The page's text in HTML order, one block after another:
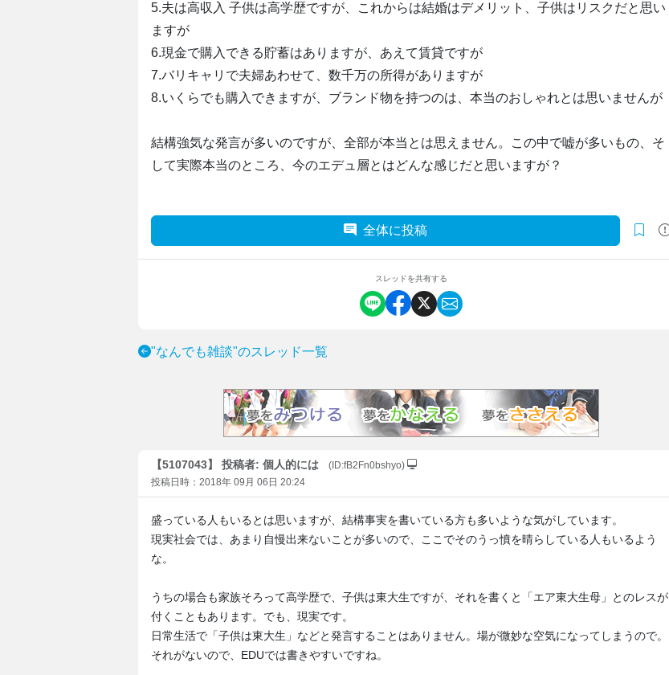
5.夫は高収入 子供は高学歴ですが、これからは結婚はデメリット、子供はリスクだと思い
ますが
6.現金で購入できる貯蓄はありますが、あえて賃貸ですが
7.バリキャリで夫婦あわせて、数千万の所得がありますが
8.いくらでも購入できますが、ブランド物を持つのは、本当のおしゃれとは思いませんが
結構強気な発言が多いのですが、全部が本当とは思えません。この中で嘘が多いもの、そ
して実際本当のところ、今のエデュ層とはどんな感じだと思いますが？
全体に投稿
スレッドを共有する
"なんでも雑談"のスレッド一覧
【5107043】 投稿者: 個人的には
(ID:fB2Fn0bshyo)
投稿日時：2018年 09月 06日 20:24
盛っている人もいるとは思いますが、結構事実を書いている方も多いような気がしています。
現実社会では、あまり自慢出来ないことが多いので、ここでそのうっ憤を晴らしている人もいるよう
な。
うちの場合も家族そろって高学歴で、子供は東大生ですが、それを書くと「エア東大生母」とのレスが
付くこともあります。でも、現実です。
日常生活で「子供は東大生」などと発言することはありません。場が微妙な空気になってしまうので。
それがないので、EDUでは書きやすいですね。